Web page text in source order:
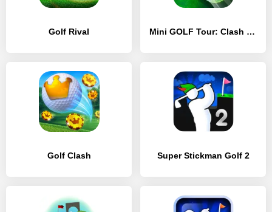
Golf Rival Mini GOLF Tour: Clash & Battle
Golf Clash Super Stickman Golf 2